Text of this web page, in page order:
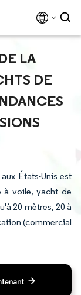
LA
DE
États-Unis est
à voile, yacht de
20 mètres, 20 à
(commercial